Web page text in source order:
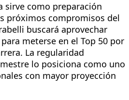
sirve como preparación
próximos compromisos del
buscará aprovechar
meterse en el Top 50 por
La regularidad
lo posiciona como uno
con mayor proyección